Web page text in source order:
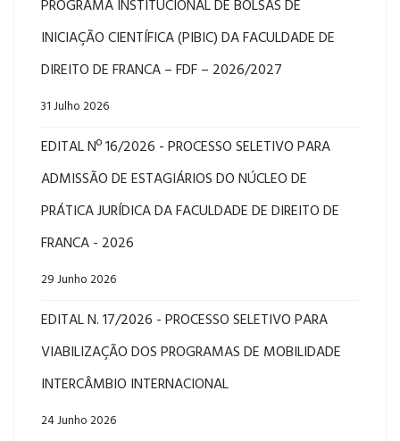
PROGRAMA INSTITUCIONAL DE BOLSAS DE
INICIAÇÃO CIENTÍFICA (PIBIC) DA FACULDADE DE
DIREITO DE FRANCA – FDF – 2026/2027
31 Julho 2026
EDITAL Nº 16/2026 - PROCESSO SELETIVO PARA
ADMISSÃO DE ESTAGIÁRIOS DO NÚCLEO DE
PRÁTICA JURÍDICA DA FACULDADE DE DIREITO DE
FRANCA - 2026
29 Junho 2026
EDITAL N. 17/2026 - PROCESSO SELETIVO PARA
VIABILIZAÇÃO DOS PROGRAMAS DE MOBILIDADE
INTERCÂMBIO INTERNACIONAL
24 Junho 2026